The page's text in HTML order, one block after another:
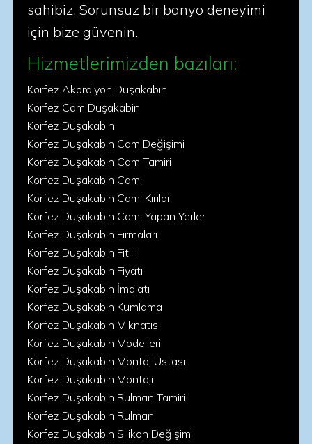
sahibiz. Sorunsuz bir banyo deneyimi
için bize güvenin.
Hizmetlerimizden bazıları:
Körfez Akordiyon Duşakabin
Körfez Cam Duşakabin
Körfez Duşakabin
Körfez Duşakabin Cam Değişimi
Körfez Duşakabin Cam Tamiri
Körfez Duşakabin Camı
Körfez Duşakabin Camı Kırıldı
Körfez Duşakabin Camı Yapan Yerler
Körfez Duşakabin Firmaları
Körfez Duşakabin Fitili
Körfez Duşakabin Fiyatı
Körfez Duşakabin İmalatı
Körfez Duşakabin Kumlama
Körfez Duşakabin Mıknatısı
Körfez Duşakabin Modelleri
Körfez Duşakabin Montaj Ustası
Körfez Duşakabin Montajı
Körfez Duşakabin Rulman Tamiri
Körfez Duşakabin Rulmanı
Körfez Duşakabin Silikon Değişimi